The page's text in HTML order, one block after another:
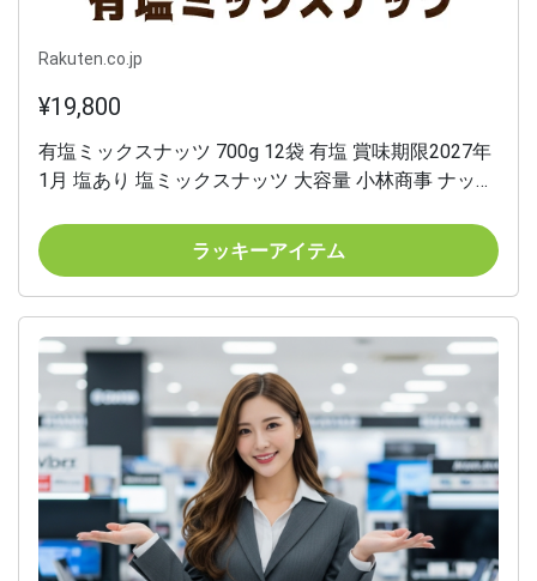
Rakuten.co.jp
¥19,800
有塩ミックスナッツ 700g 12袋 有塩 賞味期限2027年
1月 塩あり 塩ミックスナッツ 大容量 小林商事 ナッツ
虎姫
ラッキーアイテム